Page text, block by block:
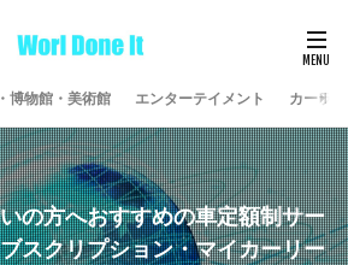
博物館・美術館 エンターテイメント カーラ
の方へおすすめの車定額制サー
スクリプション・マイカーリー